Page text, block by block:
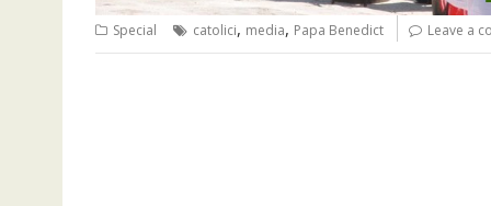
Special catolici, media, Papa Benedict Leave a